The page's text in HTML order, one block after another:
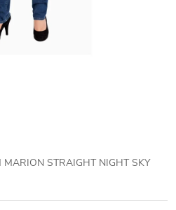
STRAIGHT NIGHT SKY